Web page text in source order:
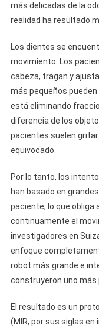
más delicadas de la
realidad ha resultado
Los dientes se
movimiento. Los
cabeza, tragan y
más pequeños
está eliminando
diferencia de los
pacientes suelen
equivocado.
Por lo tanto, los
han basado en
paciente, lo que obliga
continuamente el
investigadores en
enfoque
robot más grande e
construyeron uno más
El resultado es un
(MIR, por sus siglas